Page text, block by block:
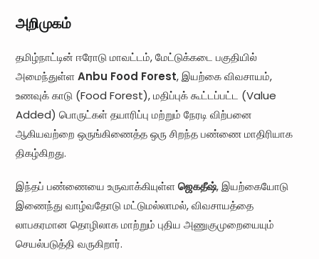
அறிமுகம்
தமிழ்நாட்டின் ஈரோடு மாவட்டம், மேட்டுக்கடை பகுதியில்
அமைந்துள்ளAnbu Food Forest, இயற்கை விவசாயம்,
உணவுக் காடு (Food Forest), மதிப்புக் கூட்டப்பட்ட (Value
Added) பொருட்கள் தயாரிப்பு மற்றும் நேரடி விற்பனை
ஆகியவற்றை ஒருங்கிணைத்த ஒரு சிறந்த பண்ணை மாதிரியாக
திகழ்கிறது.
இந்தப் பண்ணையை உருவாக்கியுள்ளஜெகதீஷ், இயற்கையோடு
இணைந்து வாழ்வதோடு மட்டுமல்லாமல், விவசாயத்தை
லாபகரமான தொழிலாக மாற்றும் புதிய அணுகுமுறையையும்
செயல்படுத்தி வருகிறார்.